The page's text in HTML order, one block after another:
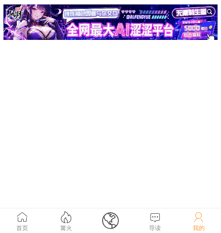

首页

篝火  
导读

我的